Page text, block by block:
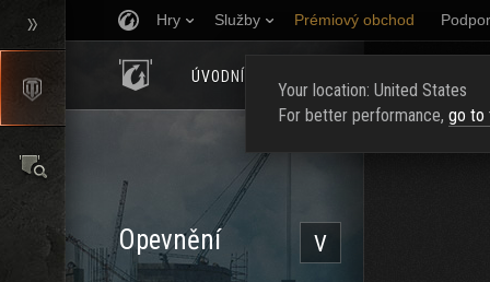
Hry Služby Prémiový obchod
ÚVODNÍ STRÁNKA
V
Opevnění
Your location: United States
For better performance, go to